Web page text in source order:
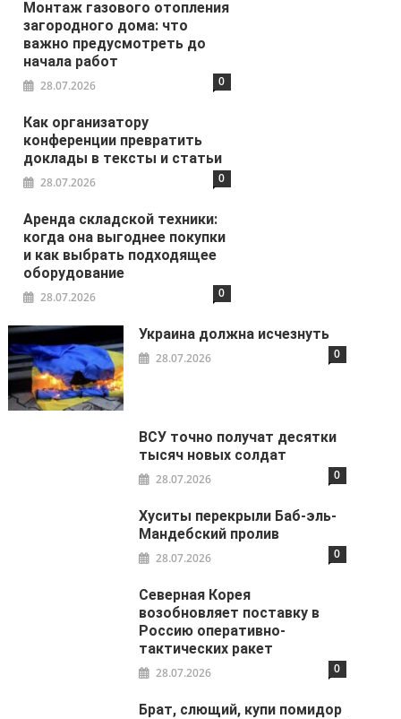
Монтаж газового отопления
загородного дома: что
важно предусмотреть до
начала работ
28.07.2026 0
Как организатору
конференции превратить
доклады в тексты и статьи
28.07.2026 0
Аренда складской техники:
когда она выгоднее покупки
и как выбрать подходящее
оборудование
28.07.2026 0
Украина должна исчезнуть
28.07.2026 0
ВСУ точно получат десятки
тысяч новых солдат
28.07.2026 0
Хуситы перекрыли Баб-эль-
Мандебский пролив
28.07.2026 0
Северная Корея
возобновляет поставку в
Россию оперативно-
тактических ракет
28.07.2026 0
Брат, слющий, купи помидор